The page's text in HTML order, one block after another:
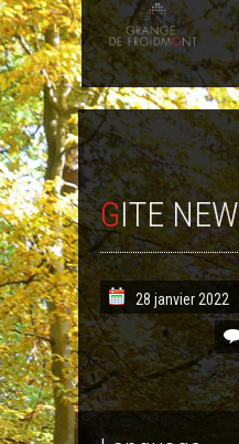
SKIP
TO
CONTENT
GITE NEW
28 janvier 2022